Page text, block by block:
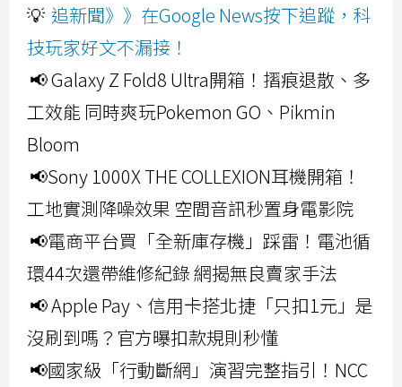
💡 追新聞》》在Google News按下追蹤，科
技玩家好文不漏接！
📢 Galaxy Z Fold8 Ultra開箱！摺痕退散、多
工效能 同時爽玩Pokemon GO、Pikmin
Bloom
📢Sony 1000X THE COLLEXION耳機開箱！
工地實測降噪效果 空間音訊秒置身電影院
📢電商平台買「全新庫存機」踩雷！電池循
環44次還帶維修紀錄 網揭無良賣家手法
📢 Apple Pay、信用卡搭北捷「只扣1元」是
沒刷到嗎？官方曝扣款規則秒懂
📢國家級「行動斷網」演習完整指引！NCC